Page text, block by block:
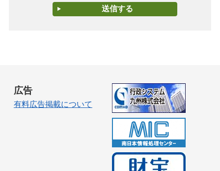
広告
有料広告掲載について